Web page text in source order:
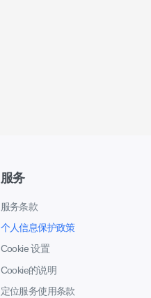
服务
服务条款
个人信息保护政策
Cookie 设置
Cookie的说明
定位服务使用条款